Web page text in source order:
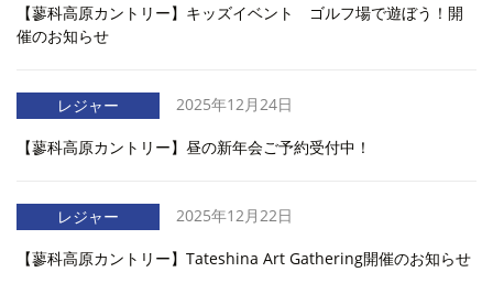
【蓼科高原カントリー】キッズイベント ゴルフ場で遊ぼう！開
催のお知らせ
レジャー 2025年12月24日
【蓼科高原カントリー】昼の新年会ご予約受付中！
レジャー 2025年12月22日
【蓼科高原カントリー】Tateshina Art Gathering開催のお知らせ